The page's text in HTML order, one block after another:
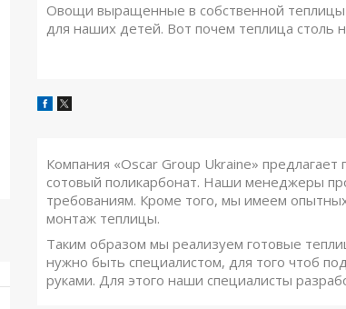
Овощи выращенные в собственной теплицы
для наших детей. Вот почем теплица
Компания «Oscar Group Ukraine»
сотовый поликарбонат. Наши менеджеры
требованиям. Кроме того, мы имеем
монтаж теплицы.
Таким образом мы реализуем готовые
нужно быть специалистом, для того чтоб
руками. Для этого наши специалисты